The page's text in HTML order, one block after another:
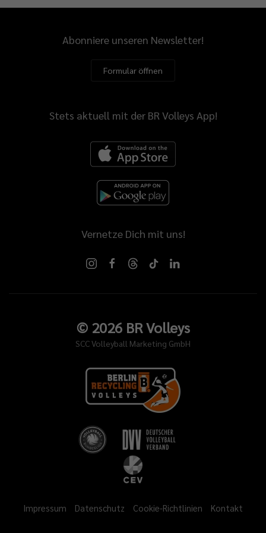
Abonniere unseren Newsletter!
Formular öffnen
Stets aktuell mit der BR Volleys App!
Vernetze Dich mit uns!
© 2026BR Volleys
SCC Volleyball Marketing GmbH
Impressum Datenschutz Cookie-Richtlinien Kontakt